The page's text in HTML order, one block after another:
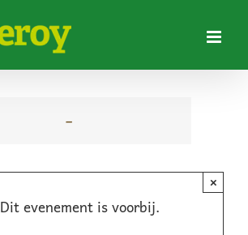
–
Dit evenement is voorbij.
×